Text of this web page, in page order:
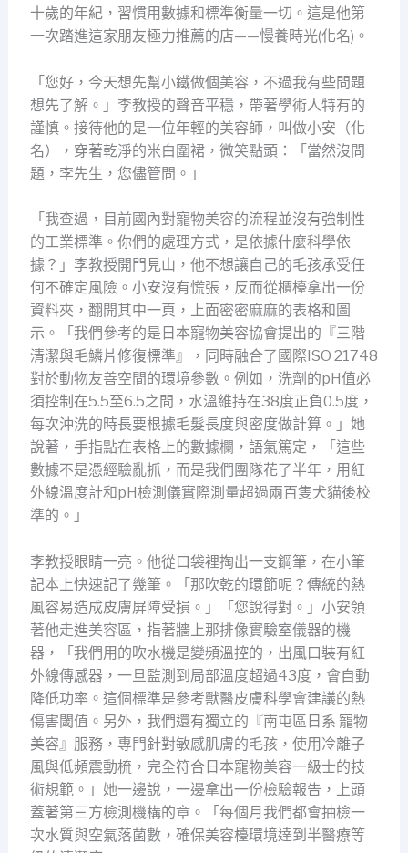
十歲的年紀，習慣用數據和標準衡量一切。這是他第
一次踏進這家朋友極力推薦的店——慢養時光(化名)。
「您好，今天想先幫小鐵做個美容，不過我有些問題
想先了解。」李教授的聲音平穩，帶著學術人特有的
謹慎。接待他的是一位年輕的美容師，叫做小安（化
名），穿著乾淨的米白圍裙，微笑點頭：「當然沒問
題，李先生，您儘管問。」
「我查過，目前國內對寵物美容的流程並沒有強制性
的工業標準。你們的處理方式，是依據什麼科學依
據？」李教授開門見山，他不想讓自己的毛孩承受任
何不確定風險。小安沒有慌張，反而從櫃檯拿出一份
資料夾，翻開其中一頁，上面密密麻麻的表格和圖
示。「我們參考的是日本寵物美容協會提出的『三階
清潔與毛鱗片修復標準』，同時融合了國際ISO 21748
對於動物友善空間的環境參數。例如，洗劑的pH值必
須控制在5.5至6.5之間，水溫維持在38度正負0.5度，
每次沖洗的時長要根據毛髮長度與密度做計算。」她
說著，手指點在表格上的數據欄，語氣篤定，「這些
數據不是憑經驗亂抓，而是我們團隊花了半年，用紅
外線溫度計和pH檢測儀實際測量超過兩百隻犬貓後校
準的。」
李教授眼睛一亮。他從口袋裡掏出一支鋼筆，在小筆
記本上快速記了幾筆。「那吹乾的環節呢？傳統的熱
風容易造成皮膚屏障受損。」「您說得對。」小安領
著他走進美容區，指著牆上那排像實驗室儀器的機
器，「我們用的吹水機是變頻溫控的，出風口裝有紅
外線傳感器，一旦監測到局部溫度超過43度，會自動
降低功率。這個標準是參考獸醫皮膚科學會建議的熱
傷害閾值。另外，我們還有獨立的『南屯區日系 寵物
美容』服務，專門針對敏感肌膚的毛孩，使用冷離子
風與低頻震動梳，完全符合日本寵物美容一級士的技
術規範。」她一邊說，一邊拿出一份檢驗報告，上頭
蓋著第三方檢測機構的章。「每個月我們都會抽檢一
次水質與空氣落菌數，確保美容檯環境達到半醫療等